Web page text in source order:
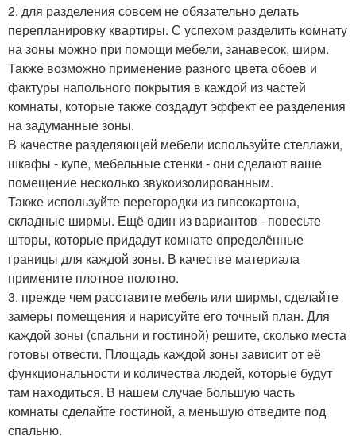
2. для разделения совсем не обязательно делать
перепланировку квартиры. С успехом разделить комнату
на зоны можно при помощи мебели, занавесок, ширм.
Также возможно применение разного цвета обоев и
фактуры напольного покрытия в каждой из частей
комнаты, которые также создадут эффект ее разделения
на задуманные зоны.
В качестве разделяющей мебели используйте стеллажи,
шкафы - купе, мебельные стенки - они сделают ваше
помещение несколько звукоизолированным.
Также используйте перегородки из гипсокартона,
складные ширмы. Ещё один из вариантов - повесьте
шторы, которые придадут комнате определённые
границы для каждой зоны. В качестве материала
примените плотное полотно.
3. прежде чем расставите мебель или ширмы, сделайте
замеры помещения и нарисуйте его точный план. Для
каждой зоны (спальни и гостиной) решите, сколько места
готовы отвести. Площадь каждой зоны зависит от её
функциональности и количества людей, которые будут
там находиться. В нашем случае большую часть
комнаты сделайте гостиной, а меньшую отведите под
спальню.